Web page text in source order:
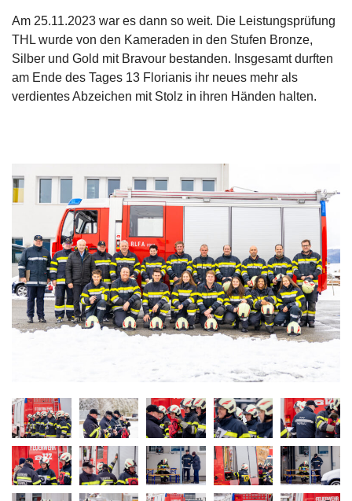
Am 25.11.2023 war es dann so weit. Die Leistungsprüfung
THL wurde von den Kameraden in den Stufen Bronze,
Silber und Gold mit Bravour bestanden. Insgesamt durften
am Ende des Tages 13 Florianis ihr neues mehr als
verdientes Abzeichen mit Stolz in ihren Händen halten.